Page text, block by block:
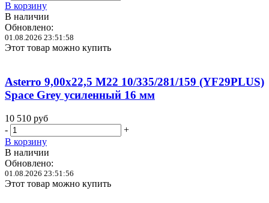
В корзину
В наличии
Обновлено:
01.08.2026 23:51:58
Этот товар можно купить
Asterro 9,00x22,5 M22 10/335/281/159 (YF29PLUS)
Space Grey усиленный 16 мм
10 510 руб
-
+
В корзину
В наличии
Обновлено:
01.08.2026 23:51:56
Этот товар можно купить